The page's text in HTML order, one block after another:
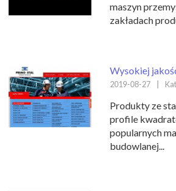
maszyn
zakładach
Wysokiej
2019-08-27
Produkty ze
profile
popularnych
budowlanej...